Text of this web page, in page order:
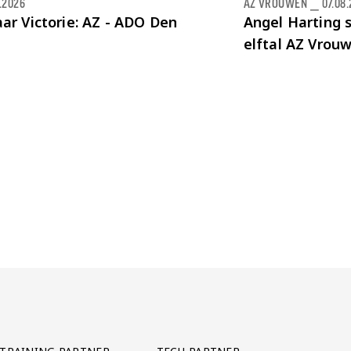
Victorie: AZ - ADO Den
Angel Harting
elftal AZ
AZ VROUWEN